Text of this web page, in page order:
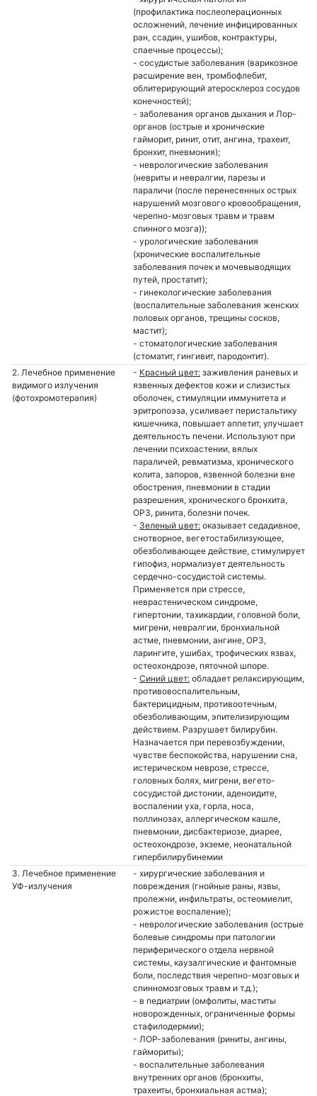
(профилактика послеоперационных
осложнений, лечение инфицированных
ран, ссадин, ушибов, контрактуры,
спаечные процессы);
- сосудистые заболевания (варикозное
расширение вен, тромбофлебит,
облитерирующий атеросклероз сосудов
конечностей);
- заболевания органов дыхания и Лор-
органов (острые и хронические
гайморит, ринит, отит, ангина, трахеит,
бронхит, пневмония);
- неврологические заболевания
(невриты и невралгии, парезы и
параличи (после перенесенных острых
нарушений мозгового кровообращения,
черепно-мозговых травм и травм
спинного мозга));
- урологические заболевания
(хронические воспалительные
заболевания почек и мочевыводящих
путей, простатит);
- гинекологические заболевания
(воспалительные заболевания женских
половых органов, трещины сосков,
мастит);
- стоматологические заболевания
(стоматит, гингивит, пародонтит).
2. Лечебное применение
видимого излучения
(фотохромотерапия)
- Красный цвет: заживления раневых и
язвенных дефектов кожи и слизистых
оболочек, стимуляции иммунитета и
эритропоэза, усиливает перистальтику
кишечника, повышает аппетит, улучшает
деятельность печени. Используют при
лечении психоастении, вялых
параличей, ревматизма, хронического
колита, запоров, язвенной болезни вне
обострения, пневмонии в стадии
разрешения, хронического бронхита,
ОРЗ, ринита, болезни почек.
- Зеленый цвет: оказывает седадивное,
снотворное, вегетостабилизующее,
обезболивающее действие, стимулирует
гипофиз, нормализует деятельность
сердечно-сосудистой системы.
Применяется при стрессе,
неврастеническом синдроме,
гипертонии, тахикардии, головной боли,
мигрени, невралгии, бронхиальной
астме, пневмонии, ангине, ОРЗ,
ларингите, ушибах, трофических язвах,
остеохондрозе, пяточной шпоре.
- Синий цвет: обладает релаксирующим,
противовоспалительным,
бактерицидным, противоотечным,
обезболивающим, эпителизирующим
действием. Разрушает билирубин.
Назначается при перевозбуждении,
чувстве беспокойства, нарушении сна,
истерическом неврозе, стрессе,
головных болях, мигрени, вегето-
сосудистой дистонии, аденоидите,
воспалении уха, горла, носа,
поллинозах, аллергическом кашле,
пневмонии, дисбактериозе, диарее,
остеохондрозе, экземе, неонатальной
гипербилирубинемии
3. Лечебное применение
УФ-излучения
- хирургические заболевания и
повреждения (гнойные раны, язвы,
пролежни, инфильтраты, остеомиелит,
рожистое воспаление);
- неврологические заболевания (острые
болевые синдромы при патологии
периферического отдела нервной
системы, каузалгические и фантомные
боли, последствия черепно-мозговых и
спинномозговых травм и т.д.);
- в педиатрии (омфолиты, маститы
новорожденных, ограниченные формы
стафилодермии);
- ЛОР-заболевания (риниты, ангины,
гаймориты);
- воспалительные заболевания
внутренних органов (бронхиты,
трахеиты, бронхиальная астма);